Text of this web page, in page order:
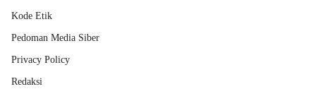
Kode Etik
Pedoman Media Siber
Privacy Policy
Redaksi